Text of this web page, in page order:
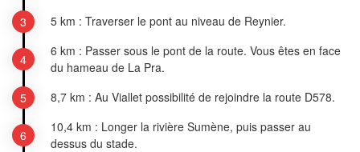
5 km : Traverser le pont au niveau de Reynier.
6 km : Passer sous le pont de la route. Vous êtes en face
du hameau de La Pra.
8,7 km : Au Viallet possibilité de rejoindre la route D578.
10,4 km : Longer la rivière Sumène, puis passer au
dessus du stade.